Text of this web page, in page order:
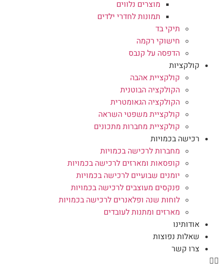
מוצרים נלווים
תמונות לחדרי ילדים
תיקי בד
חישוקי רקמה
הדפסה על קנבס
קולקציות
קולקציית אהבה
הקולקציה הבוטנית
הקולקציה הגאומטרית
קולקציית משפטי השראה
קולקציית מחברות מתכונים
רכישה בכמויות
מחברות לרכישה בכמויות
קופסאות ומארזים לרכישה בכמויות
יומנים שבועיים לרכישה בכמויות
פנקסים מעוצבים לרכישה בכמויות
לוחות שנה ופלאנרים לרכישה בכמויות
מארזים ומתנות לעובדים
אודותינו
שאלות נפוצות
צרו קשר